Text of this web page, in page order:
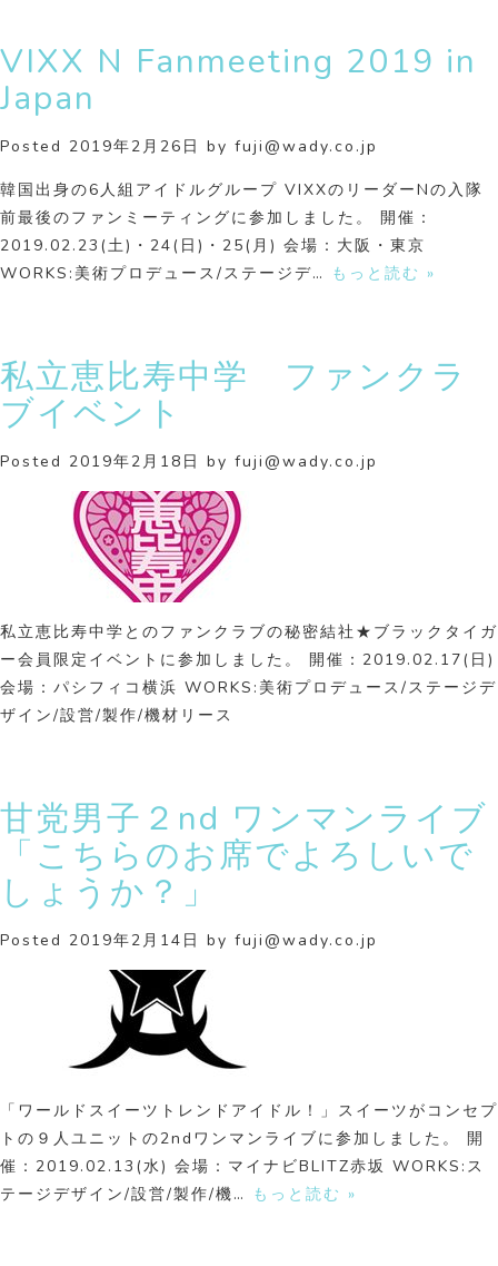
VIXX N Fanmeeting 2019 in
Japan
Posted 2019年2月26日 by fuji@wady.co.jp
韓国出身の6人組アイドルグループ VIXXのリーダーNの入隊
前最後のファンミーティングに参加しました。 開催：
2019.02.23(土)・24(日)・25(月) 会場：大阪・東京
WORKS:美術プロデュース/ステージデ… もっと読む »
私立恵比寿中学 ファンクラ
ブイベント
Posted 2019年2月18日 by fuji@wady.co.jp
私立恵比寿中学とのファンクラブの秘密結社★ブラックタイガ
ー会員限定イベントに参加しました。 開催：2019.02.17(日)
会場：パシフィコ横浜 WORKS:美術プロデュース/ステージデ
ザイン/設営/製作/機材リース
甘党男子２nd ワンマンライブ
「こちらのお席でよろしいで
しょうか？」
Posted 2019年2月14日 by fuji@wady.co.jp
「ワールドスイーツトレンドアイドル！」スイーツがコンセプ
トの９人ユニットの2ndワンマンライブに参加しました。 開
催：2019.02.13(水) 会場：マイナビBLITZ赤坂 WORKS:ス
テージデザイン/設営/製作/機… もっと読む »